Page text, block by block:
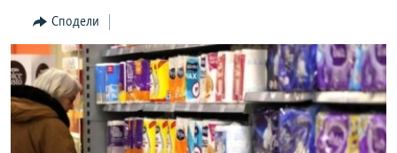
ПРИЈАВИ СЕ ЗА ЊУЗЛЕТЕР
ПОДКАСТ ЗОШТО?
СЛЕДЕТЕ НЕ
Сподели